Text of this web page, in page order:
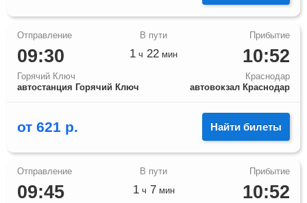
09:30
Горячий Ключ
автостанция Горячий Ключ
10:52
Краснодар
автовокзал Краснодар
1 ч 22 мин
от 621 р. Найти билеты
09:45 10:52
1ч 7 мин